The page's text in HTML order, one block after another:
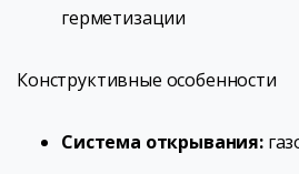
герметизации
Конструктивные особенности
Система открывания: